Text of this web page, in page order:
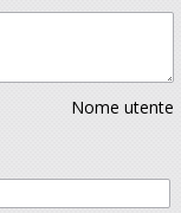
Nome utente